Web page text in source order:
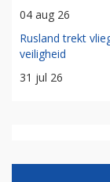
04 aug 26
Rusland trekt
veiligheid
31 jul 26